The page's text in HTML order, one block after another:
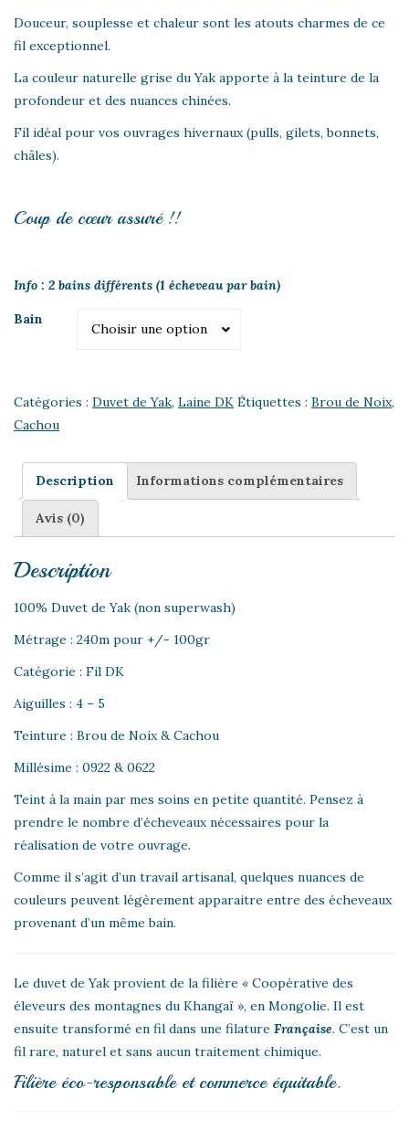
Douceur, souplesse et chaleur sont les atouts charmes de ce
fil exceptionnel.
La couleur naturelle grise du Yak apporte à la teinture de la
profondeur et des nuances chinées.
Fil idéal pour vos ouvrages hivernaux (pulls, gilets, bonnets,
châles).
Coup de cœur assuré !!
Info : 2 bains différents (1 écheveau par bain)
Bain
Choisir une option
Bain
Catégories : Duvet de Yak, Laine DK Étiquettes : Brou de Noix,
Cachou
Description Informations complémentaires
Avis (0)
Description
100% Duvet de Yak (non superwash)
Métrage : 240m pour +/- 100gr
Catégorie : Fil DK
Aiguilles : 4 – 5
Teinture : Brou de Noix & Cachou
Millésime : 0922 & 0622
Teint à la main par mes soins en petite quantité. Pensez à
prendre le nombre d’écheveaux nécessaires pour la
réalisation de votre ouvrage.
Comme il s’agit d’un travail artisanal, quelques nuances de
couleurs peuvent légèrement apparaitre entre des écheveaux
provenant d’un même bain.
Le duvet de Yak provient de la filière « Coopérative des
éleveurs des montagnes du Khangaï », en Mongolie. Il est
ensuite transformé en fil dans une filature Française. C’est un
fil rare, naturel et sans aucun traitement chimique.
Filière éco-responsable et commerce équitable.